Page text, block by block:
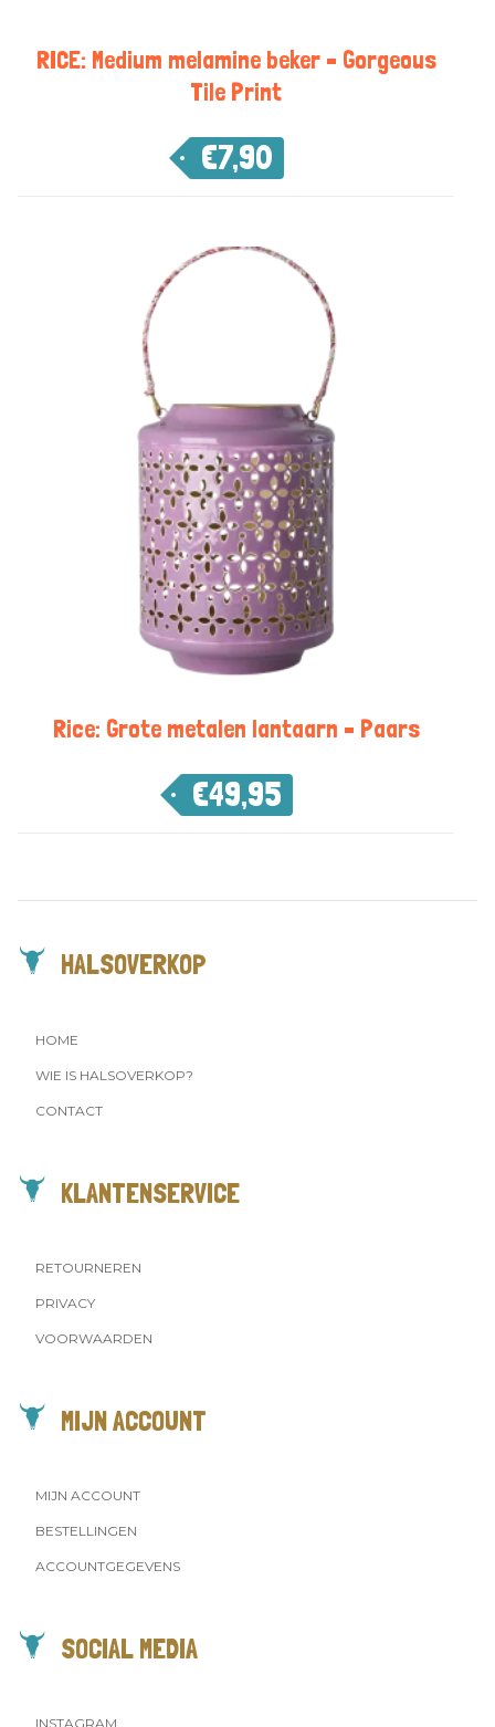
RICE: Medium melamine beker – Gorgeous
Tile Print
€7,90
Rice: Grote metalen lantaarn – Paars
€49,95
HALSOVERKOP
HOME
WIE IS HALSOVERKOP?
CONTACT
KLANTENSERVICE
RETOURNEREN
PRIVACY
VOORWAARDEN
MIJN ACCOUNT
MIJN ACCOUNT
BESTELLINGEN
ACCOUNTGEGEVENS
SOCIAL MEDIA
INSTAGRAM